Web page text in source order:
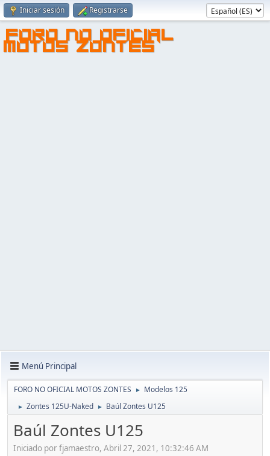
Iniciar sesión Registrarse
FORO NO OFICIAL
MOTOS ZONTES
Menú Principal
FORO NO OFICIAL MOTOS ZONTES ► Modelos 125
► Zontes 125U-Naked ► Baúl Zontes U125
Baúl Zontes U125
Iniciado por fjamaestro, Abril 27, 2021, 10:32:46 AM